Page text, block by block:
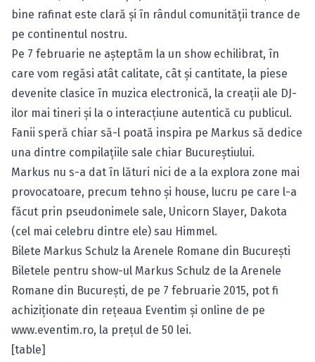
bine rafinat este clară şi în rândul comunităţii trance de
pe continentul nostru.
Pe 7 februarie ne aşteptăm la un show echilibrat, în
care vom regăsi atât calitate, cât şi cantitate, la piese
devenite clasice în muzica electronică, la creaţii ale DJ-
ilor mai tineri şi la o interacţiune autentică cu publicul.
Fanii speră chiar să-l poată inspira pe Markus să dedice
una dintre compilaţiile sale chiar Bucureştiului.
Markus nu s-a dat în lături nici de a la explora zone mai
provocatoare, precum tehno şi house, lucru pe care l-a
făcut prin pseudonimele sale, Unicorn Slayer, Dakota
(cel mai celebru dintre ele) sau Himmel.
Bilete Markus Schulz la Arenele Romane din Bucureşti
Biletele pentru show-ul Markus Schulz de la Arenele
Romane din Bucureşti, de pe 7 februarie 2015, pot fi
achiziţionate din reţeaua Eventim şi online de pe
www.eventim.ro, la preţul de 50 lei.
[table]